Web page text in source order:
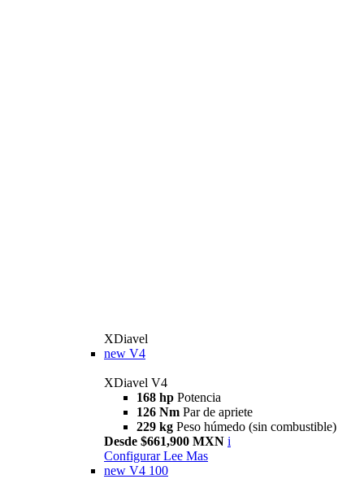
XDiavel
new V4
XDiavel V4
168 hp Potencia
126 Nm Par de apriete
229 kg Peso húmedo (sin combustible)
Desde $661,900 MXN i
Configurar Lee Mas
new V4 100